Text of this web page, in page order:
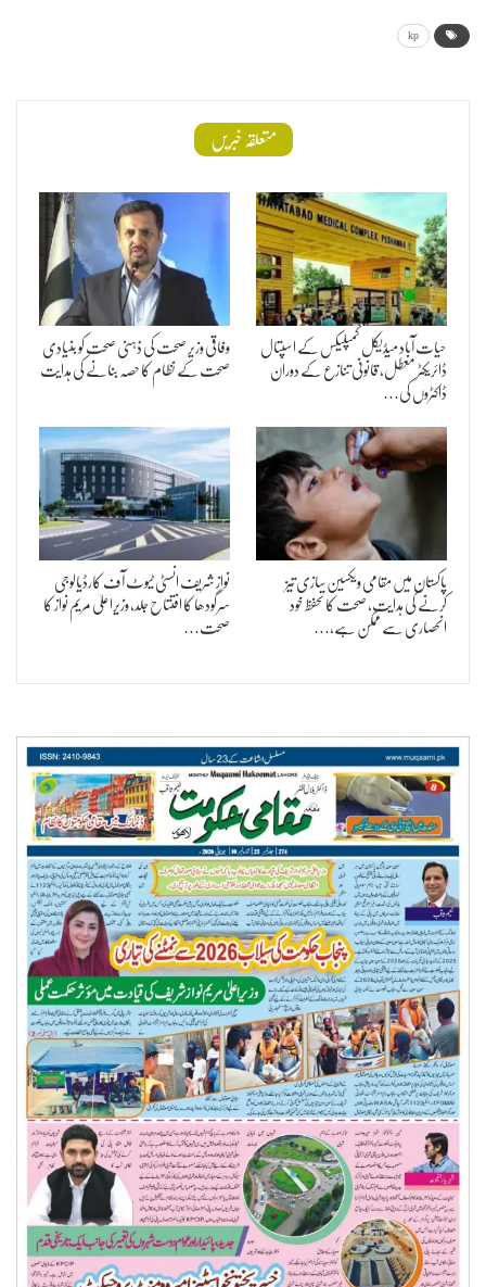
kp
متعلقہ خبریں
حیات آباد میڈیکل کمپلیکس کے اسپتال
ڈائریکٹر معطل، قانونی تنازع کے دوران
ڈاکٹروں کی…
وفاقی وزیر صحت کی ذہنی صحت کو بنیادی
صحت کے نظام کا حصہ بنانے کی ہدایت
پاکستان میں مقامی ویکسین سازی تیز
کرنے کی ہدایت، صحت کا تحفظ خود
انحصاری سے ممکن ہے،…
نواز شریف انسٹی ٹیوٹ آف کارڈیالوجی
سرگودھا کا افتتاح جلد، وزیراعلیٰ مریم نواز کا
صحت…